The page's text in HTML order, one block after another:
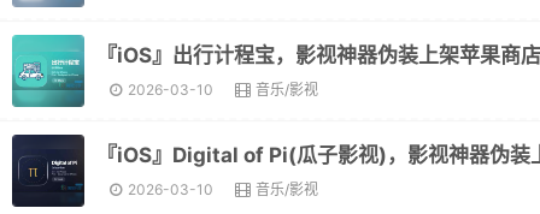
『iOS』出行计程宝，影视神器伪装上架苹果商店
2026-03-10 音乐/影视
2026-03-10 音乐/影视